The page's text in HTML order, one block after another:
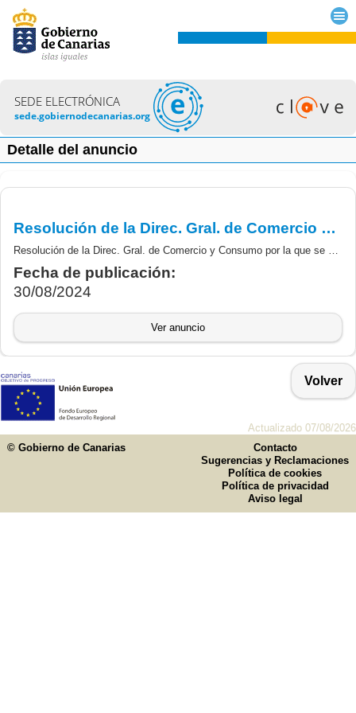
SEDE ELECTRÓNICA
sede.gobiernodecanarias.org
Detalle del anuncio
Resolución de la Direc. Gral. de Comercio y Consumo por la que se dictan instrucciones para la interpretación de la base 3ª de la línea de subv. de Canarias es un Destino Comercial Inteligente, cofinanciado por la Unión Europera, Programa FEDER 2021-2027.
Resolución de la Direc. Gral. de Comercio y Consumo por la que se dictan instrucciones para la interpretación de la base 3ª de la línea de subv. de Canarias es un Destino Comercial Inteligente, cofinanciado por la Unión Europera, Programa FEDER 2021-2027.
Fecha de publicación:
30/08/2024
Ver anuncio
Volver
Actualizado 07/08/2026
© Gobierno de Canarias
Contacto
Sugerencias y Reclamaciones
Política de cookies
Política de privacidad
Aviso legal